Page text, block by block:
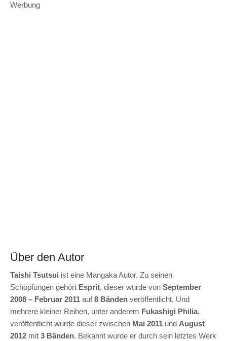
Werbung
Über den Autor
Taishi Tsutsui ist eine Mangaka Autor. Zu seinen
Schöpfungen gehört Esprit, dieser wurde von September
2008 – Februar 2011 auf8 Bänden veröffentlicht. Und
mehrere kleiner Reihen, unter anderem Fukashigi Philia,
veröffentlicht wurde dieser zwischen Mai 2011 und August
2012 mit 3 Bänden. Bekannt wurde er durch sein letztes Werk